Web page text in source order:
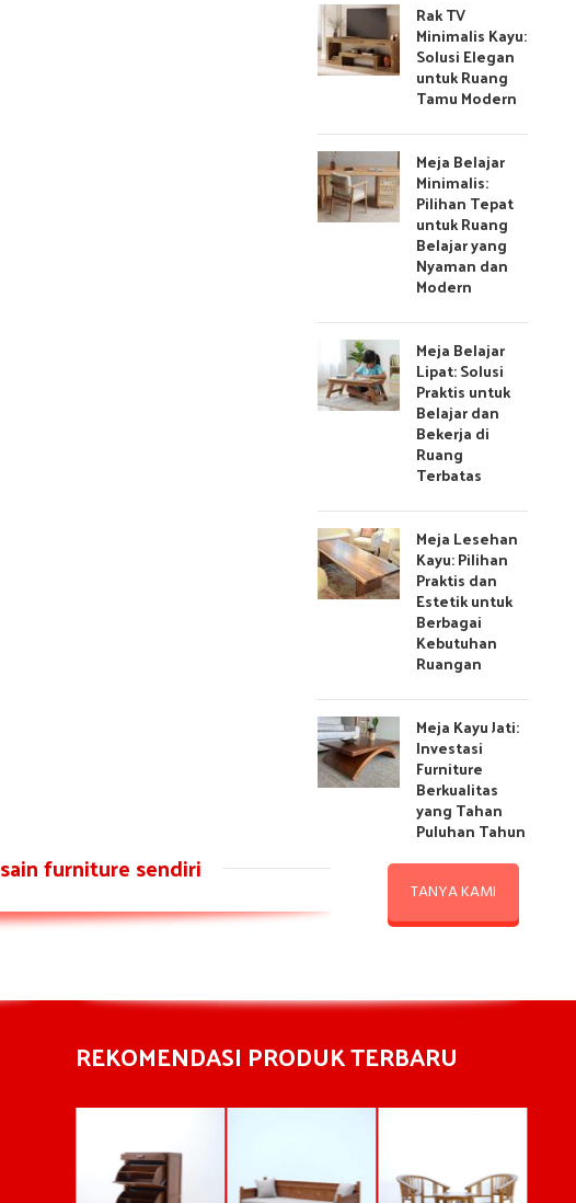
Rak TV
Minimalis Kayu:
Solusi Elegan
untuk Ruang
Tamu Modern
Meja Belajar
Minimalis:
Pilihan Tepat
untuk Ruang
Belajar yang
Nyaman dan
Modern
Meja Belajar
Lipat: Solusi
Praktis untuk
Belajar dan
Bekerja di
Ruang
Terbatas
Meja Lesehan
Kayu: Pilihan
Praktis dan
Estetik untuk
Berbagai
Kebutuhan
Ruangan
Meja Kayu Jati:
Investasi
Furniture
Berkualitas
yang Tahan
Puluhan Tahun
furniture sendiri
TANYA KAMI
REKOMENDASI PRODUK TERBARU